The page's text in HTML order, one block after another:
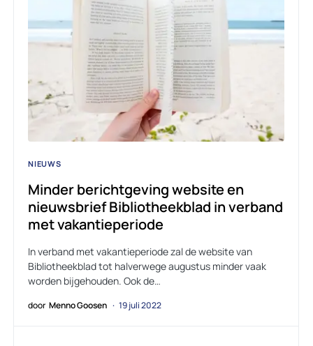
NIEUWS
Minder berichtgeving website en
nieuwsbrief Bibliotheekblad in verband
met vakantieperiode
In verband met vakantieperiode zal de website van
Bibliotheekblad tot halverwege augustus minder vaak
worden bijgehouden. Ook de…
door Menno Goosen 19 juli 2022